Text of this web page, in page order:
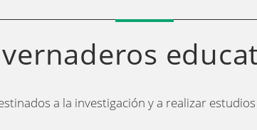
a la investigación y a realizar